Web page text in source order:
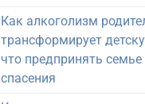
Как алкоголизм
трансформирует
что предпринять семье
спасения